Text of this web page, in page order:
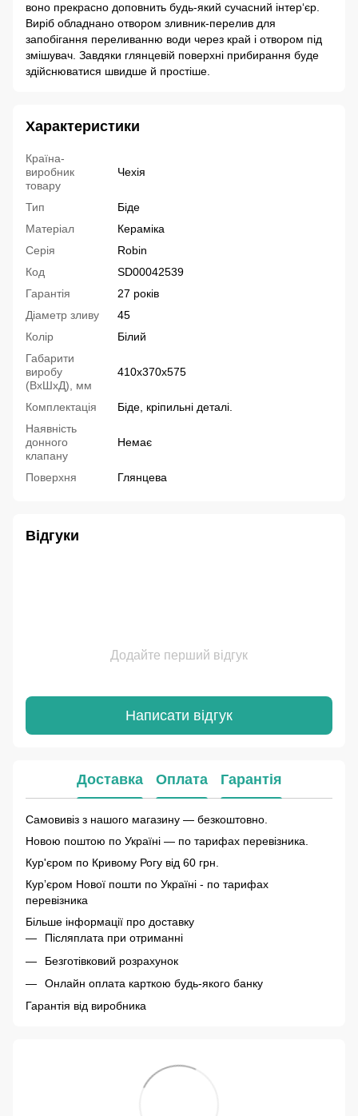
воно прекрасно доповнить будь-який сучасний інтер‘єр.
Виріб обладнано отвором зливник-перелив для
запобігання переливанню води через край і отвором під
змішувач. Завдяки глянцевій поверхні прибирання буде
здійснюватися швидше й простіше.
Характеристики
Країна-
виробник
товару
Чехія
Тип
Біде
Матеріал
Кераміка
Серія
Robin
Код
SD00042539
Гарантія
27 років
Діаметр зливу
45
Колір
Білий
Габарити
виробу
(ВхШхД), мм
410х370х575
Комплектація
Біде, кріпильні деталі.
Наявність
донного
клапану
Немає
Поверхня Глянцева
Відгуки
Додайте перший відгук
Написати відгук
Доставка Оплата Гарантія
Самовивіз з нашого магазину — безкоштовно.
Новою поштою по Україні — по тарифах перевізника.
Кур'єром по Кривому Рогу від 60 грн.
Курʼєром Нової пошти по Україні - по тарифах
перевізника
Більше інформації про доставку
Післяплата при отриманні
Безготівковий розрахунок
Онлайн оплата карткою будь-якого банку
Гарантія від виробника